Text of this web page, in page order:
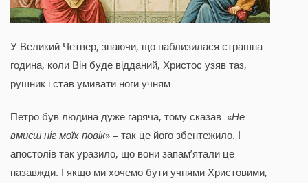
У Великий Четвер, знаючи, що наблизилася страшна
година, коли Він буде відданий, Христос узяв таз,
рушник і став умивати ноги учням.
Петро був людина дуже гаряча, тому сказав: «Не
вмиєш ніг моїх повік» – так це його збентежило. І
апостолів так уразило, що вони запам’ятали це
назавжди. І якщо ми хочемо бути учнями Христовими,